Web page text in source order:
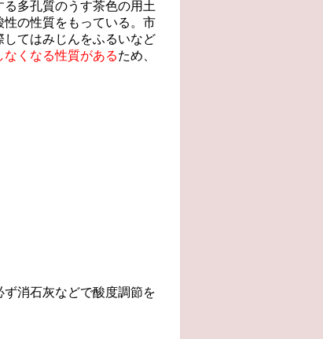
多孔質のうす茶色の用土
の性質をもっている。市
てはみじんをふるいなど
くなる性質があるため、
消石灰などで酸度調節を